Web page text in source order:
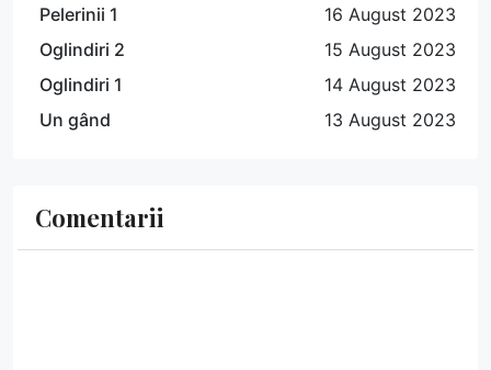
Pelerinii 1
16 August 2023
Oglindiri 2
15 August 2023
Oglindiri 1
14 August 2023
Un gând
13 August 2023
Comentarii